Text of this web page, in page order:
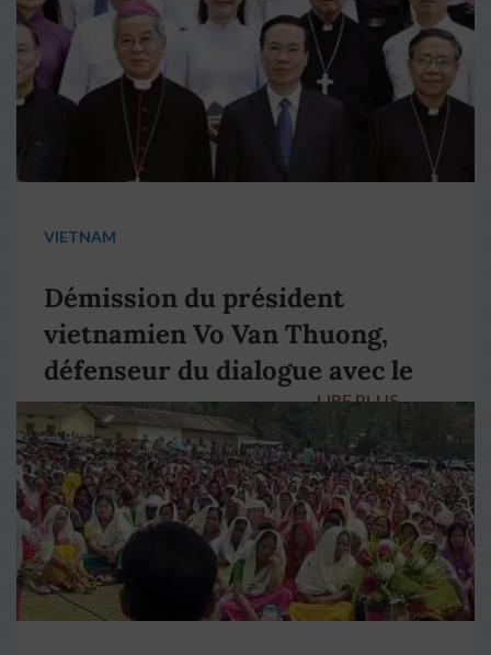
VIETNAM
Démission du président
vietnamien Vo Van Thuong,
défenseur du dialogue avec le
pape François
LIRE PLUS →